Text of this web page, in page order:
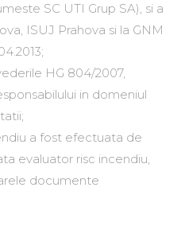
SC UTI Grup SA), si a
ISUJ Prahova si la GNM
HG 804/2007,
in domeniul
a fost efectuata de
evaluator risc incendiu,
documente